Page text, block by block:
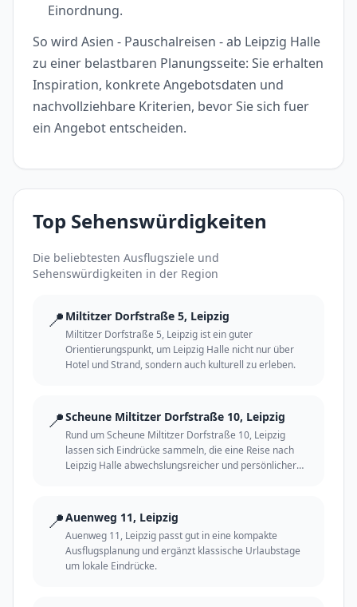
Einordnung.
So wird Asien - Pauschalreisen - ab Leipzig Halle
zu einer belastbaren Planungsseite: Sie erhalten
Inspiration, konkrete Angebotsdaten und
nachvollziehbare Kriterien, bevor Sie sich fuer
ein Angebot entscheiden.
Top Sehenswürdigkeiten
Die beliebtesten Ausflugsziele und
Sehenswürdigkeiten in der Region
📍 Miltitzer Dorfstraße 5, Leipzig
Miltitzer Dorfstraße 5, Leipzig ist ein guter
Orientierungspunkt, um Leipzig Halle nicht nur über
Hotel und Strand, sondern auch kulturell zu erleben.
📍Scheune Miltitzer Dorfstraße 10, Leipzig
Rund um Scheune Miltitzer Dorfstraße 10, Leipzig
lassen sich Eindrücke sammeln, die eine Reise nach
Leipzig Halle abwechslungsreicher und persönlicher
📍Auenweg 11, Leipzig
Auenweg 11, Leipzig passt gut in eine kompakte
Ausflugsplanung und ergänzt klassische Urlaubstage
um lokale Eindrücke.